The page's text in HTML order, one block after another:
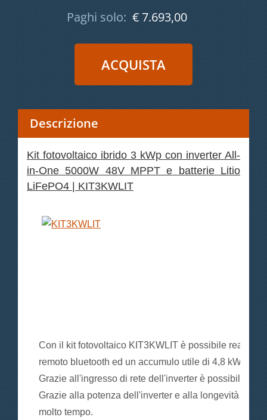
Paghi solo: € 7.693,00
Descrizione
Kit fotovoltaico ibrido 3 kWp con inverter All-
in-One 5000W 48V MPPT e batterie Litio
LiFePO4 | KIT3KWLIT
Con il kit fotovoltaico KIT3KWLIT è possibile
remoto bluetooth ed un accumulo utile di 4,8 kWh
Grazie all'ingresso di rete dell'inverter è possibile
Grazie alla potenza dell'inverter e alla longevità
molto tempo.